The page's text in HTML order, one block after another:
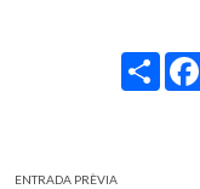
Share
ENTRADA PRÈVIA